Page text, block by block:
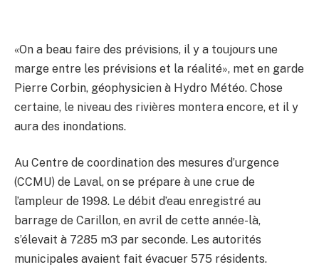
«On a beau faire des prévisions, il y a toujours une
marge entre les prévisions et la réalité», met en garde
Pierre Corbin, géophysicien à Hydro Météo. Chose
certaine, le niveau des rivières montera encore, et il y
aura des inondations.
Au Centre de coordination des mesures d’urgence
(CCMU) de Laval, on se prépare à une crue de
l’ampleur de 1998. Le débit d’eau enregistré au
barrage de Carillon, en avril de cette année-là,
s’élevait à 7285 m3 par seconde. Les autorités
municipales avaient fait évacuer 575 résidents.